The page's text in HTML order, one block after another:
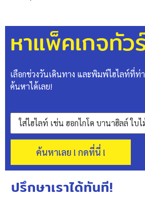
หาแพ็คเกจทัว
เลือกช่วงวันเดินทาง และพิมพ์ไฮไลท์ที่ท่
ค้นหาได้เลย!
ค้นหาเลย ! กดที่นี่ !
ปรึกษาเราได้ทันที!